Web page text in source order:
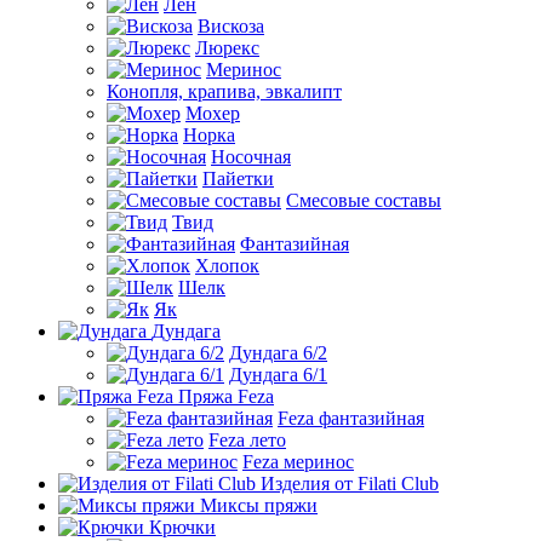
Лён
Вискоза
Люрекс
Меринос
Конопля, крапива, эвкалипт
Мохер
Норка
Носочная
Пайетки
Смесовые составы
Твид
Фантазийная
Хлопок
Шелк
Як
Дундага
Дундага 6/2
Дундага 6/1
Пряжа Feza
Feza фантазийная
Feza лето
Feza меринос
Изделия от Filati Club
Миксы пряжи
Крючки